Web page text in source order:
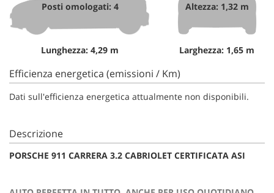
Posti omologati: 4
Lunghezza: 4,29 m
Altezza: 1,32 m
Larghezza: 1,65 m
Efficienza energetica (emissioni / Km)
Dati sull'efficienza energetica attualmente non disponibili.
Descrizione
PORSCHE 911 CARRERA 3.2 CABRIOLET CERTIFICATA ASI